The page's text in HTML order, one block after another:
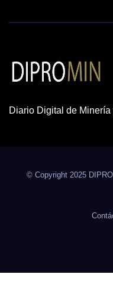
Diario Digital de Minería
© Copyright 2025